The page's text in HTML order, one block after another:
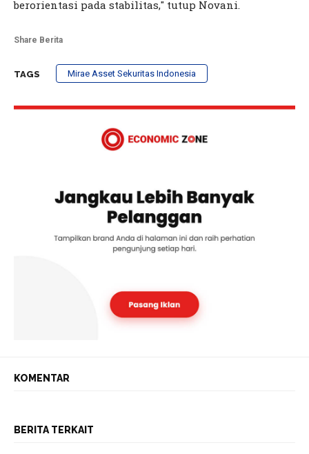
berorientasi pada stabilitas," tutup Novani.
Share Berita
TAGS Mirae Asset Sekuritas Indonesia
KOMENTAR
BERITA TERKAIT